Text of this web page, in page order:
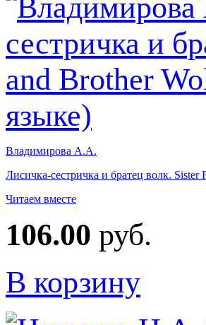
Владимирова А.А.
Лисичка-сестричка и братец волк. Sister
Читаем вместе
106.00 руб.
В корзину